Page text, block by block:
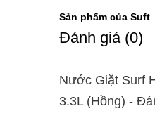
Sản phẩm của Suft
Ðánh giá (0)
Nước Giặt Surf
3.3L (Hồng) -